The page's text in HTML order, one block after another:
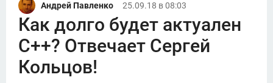
Андрей Павленко 25.09.18 в 08:03
Как долго будет актуален
С++? Отвечает Сергей
Кольцов!